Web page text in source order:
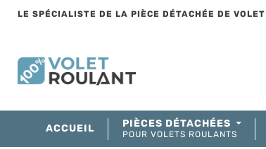
LE SPÉCIALISTE DE LA PIÈCE DÉTACHÉE DE
ACCUEIL PIÈCES DÉTACHÉES
POUR VOLETS ROULANTS